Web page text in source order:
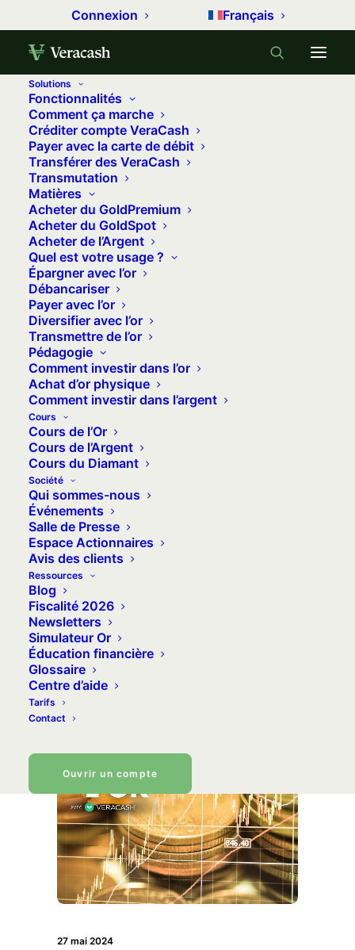
Connexion Français
Solutions
Fonctionnalités
Comment ça marche
Créditer compte VeraCash
Payer avec la carte de débit
Transférer des VeraCash
Transmutation
Matières
Acheter du GoldPremium
Acheter du GoldSpot
Acheter de l’Argent
Quel est votre usage ?
Épargner avec l’or
Débancariser
Payer avec l’or
Diversifier avec l’or
Transmettre de l’or
Pédagogie
Comment investir dans l’or
Achat d’or physique
Comment investir dans l’argent
Cours
Cours de l’Or
Cours de l’Argent
Cours du Diamant
Société
Qui sommes-nous
Événements
Salle de Presse
Espace Actionnaires
Avis des clients
Ressources
Blog
Fiscalité 2026
Newsletters
Simulateur Or
Éducation financière
Glossaire
Centre d’aide
Tarifs
Contact
Ouvrir un compte
Accueil Archive by Category "Conjoncture"
Page 2)
Conjoncture
Analyse hebdomadaire des indicateurs
économiques et financiers, qui peuvent influencer
le cours des métaux précieux.
3 juin 2024
Le prix de l’or en dents
de scie entre embellie
économique et
inquiétude géopolitique
Durant la semaine du 27 au 31 mai
2024, le cours de l'or a affiché une…
27 mai 2024